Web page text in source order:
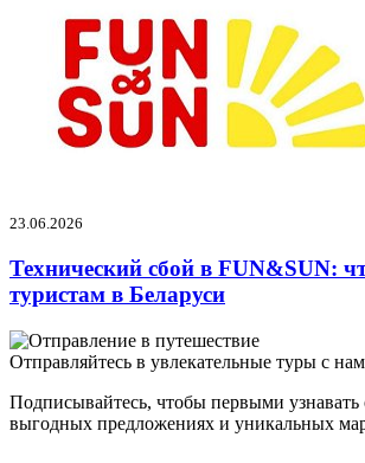
23.06.2026
Технический сбой в FUN&SUN:
туристам в Беларуси
Отправляйтесь в увлекательные туры с
Подписывайтесь, чтобы первыми узнавать
выгодных предложениях и уникальных